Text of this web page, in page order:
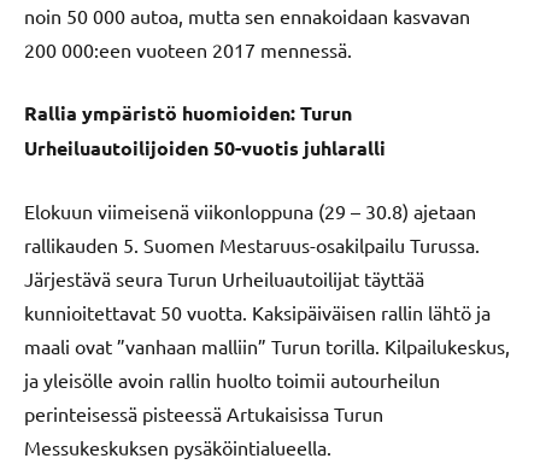
noin 50 000 autoa, mutta sen ennakoidaan kasvavan
200 000:een vuoteen 2017 mennessä.
Rallia ympäristö huomioiden: Turun
Urheiluautoilijoiden 50-vuotis juhlaralli
Elokuun viimeisenä viikonloppuna (29 – 30.8) ajetaan
rallikauden 5. Suomen Mestaruus-osakilpailu Turussa.
Järjestävä seura Turun Urheiluautoilijat täyttää
kunnioitettavat 50 vuotta. Kaksipäiväisen rallin lähtö ja
maali ovat ”vanhaan malliin” Turun torilla. Kilpailukeskus,
ja yleisölle avoin rallin huolto toimii autourheilun
perinteisessä pisteessä Artukaisissa Turun
Messukeskuksen pysäköintialueella.